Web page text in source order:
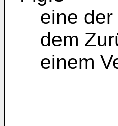
eine
dem
einem